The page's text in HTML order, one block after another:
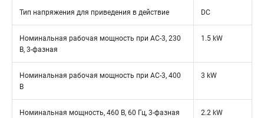
Тип напряжения для приведения в действие DC
Номинальная рабочая мощность при AC-3, 230
В, 3-фазная
1.5 kW
Номинальная рабочая мощность при AC-3, 400
В
3 kW
Номинальная мощность, 460 В, 60 Гц, 3-фазная 2.2 kW